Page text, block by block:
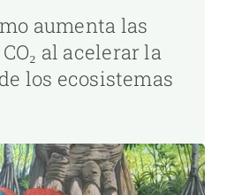
aumenta las
al acelerar la
los ecosistemas